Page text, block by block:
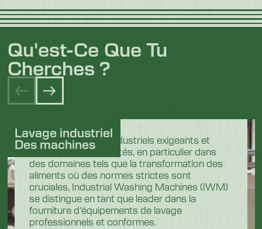
Qu'est-Ce Que Tu
Cherches ?
Dans les secteurs industriels exigeants et
hautement réglementés, en particulier dans
des domaines tels que la transformation des
aliments où des normes strictes sont
cruciales, Industrial Washing Machines (IWM)
se distingue en tant que leader dans la
fourniture d'équipements de lavage
professionnels et conformes.
Lavage industriel
Des machines